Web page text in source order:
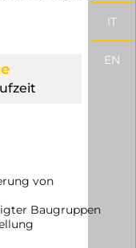
IT
EN
von
Baugruppen